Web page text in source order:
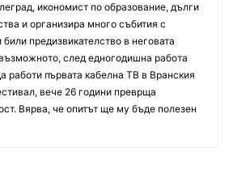
икономист по образование, дълги
и организира много събития с
предизвикателство в неговата
след едногодишна работа
работи първата кабелна ТВ в Вранския
вече 26 години преврща
Вярва, че опитът ще му бъде полезен